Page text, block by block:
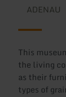
ADENAU
This
the living
as their
types of